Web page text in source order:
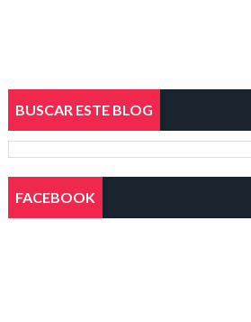
BUSCAR ESTE BLOG
FACEBOOK